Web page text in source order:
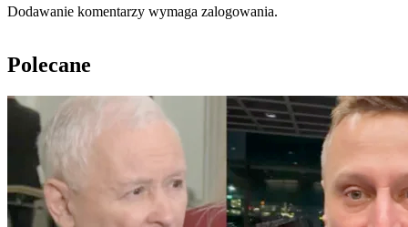
Dodawanie komentarzy wymaga zalogowania.
Polecane